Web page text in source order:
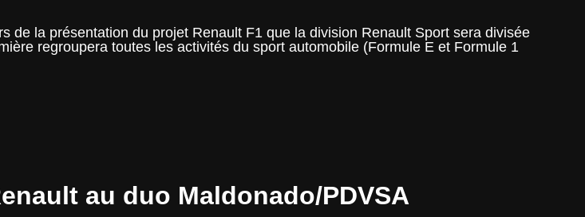
de la présentation du projet Renault F1 que la division Renault Sport sera divisée
regroupera toutes les activités du sport automobile (Formule E et Formule 1
au duo Maldonado/PDVSA